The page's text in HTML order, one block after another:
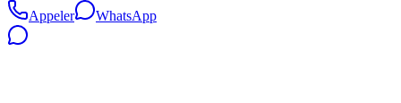
Appeler
WhatsApp